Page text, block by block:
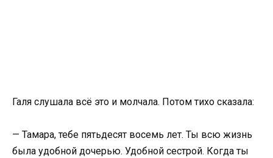
Галя слушала всё это и молчала. Потом тихо сказала:
— Тамара, тебе пятьдесят восемь лет. Ты всю жизнь
была удобной дочерью. Удобной сестрой. Когда ты